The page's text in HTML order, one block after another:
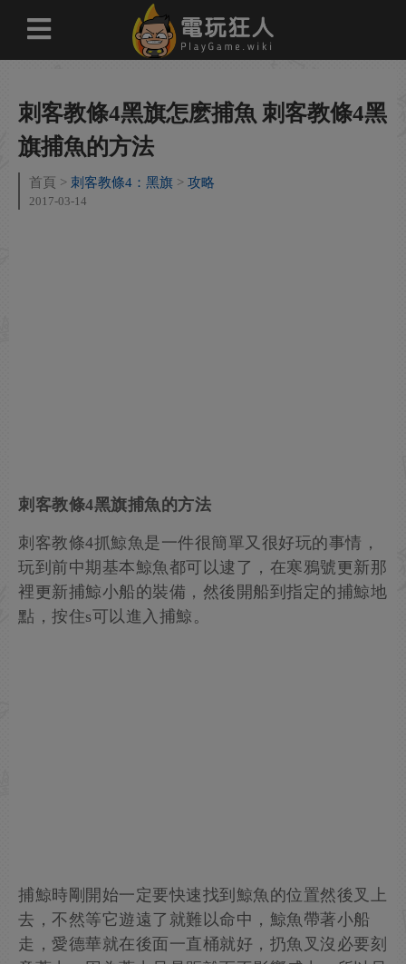
刺客教條4黑旗怎麽捕魚 刺客教條4黑
旗捕魚的方法
首頁 刺客教條4：黑旗 攻略
2017-03-14
刺客教條4黑旗捕魚的方法
刺客教條4抓鯨魚是一件很簡單又很好玩的事情，
玩到前中期基本鯨魚都可以逮了，在寒鴉號更新那
裡更新捕鯨小船的裝備，然後開船到指定的捕鯨地
點，按住s可以進入捕鯨。
捕鯨時剛開始一定要快速找到鯨魚的位置然後叉上
去，不然等它遊遠了就難以命中，鯨魚帶著小船
走，愛德華就在後面一直桶就好，扔魚叉沒必要刻